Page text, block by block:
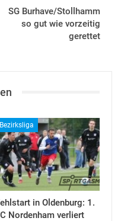
SG Burhave/Stollhamm
so gut wie vorzeitig
gerettet
Bezirksliga
in Oldenburg: 1.
Nordenham verliert